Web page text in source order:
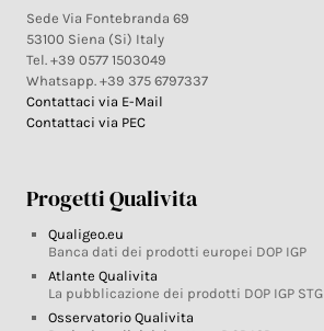
Sede Via Fontebranda 69
53100 Siena (Si) Italy
Tel. +39 0577 1503049
Whatsapp. +39 375 6797337
Contattaci via E-Mail
Contattaci via PEC
Progetti Qualivita
Qualigeo.eu
Banca dati dei prodotti europei DOP IGP
Atlante Qualivita
La pubblicazione dei prodotti DOP IGP STG
Osservatorio Qualivita